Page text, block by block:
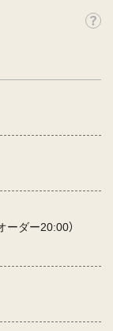
ダー20:00）